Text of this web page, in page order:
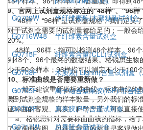
9、官网上试剂盒规格标注的“48样”、“96样
“48样”、“96样”是试剂盒规格，我们定义
对于试剂盒需要的试剂量都给足的；一般会
20%。
48样、96样：指可以检测48个样本、96
到48个、96个最终的数据结果。格锐思生物
少于50个样本；96样指可以测定不少于100
10、标准曲线是否需要重新做？
一般不建议重新做标准曲线，标准曲线绘
测到试剂盒规格的样本数量，另外我们的标
证标曲的客观、真实、科学严谨，可以直接使
a、格锐思针对需要标曲曲线的指标，给
了标准曲线图，以证实我们的标曲是客观做
G0709W
半纤维素酶/木聚糖酶试剂盒
G0716W48
半纤维素含量试剂盒
G0715F
纤维素含量(CLL)试剂盒
G0708F
木质素( Lignin)含量试剂盒（
G0705F
离子结合型果胶(ISP)/螯合
G0703F
原果胶(PP)含量试剂盒
G0717W
总果胶含量试剂盒